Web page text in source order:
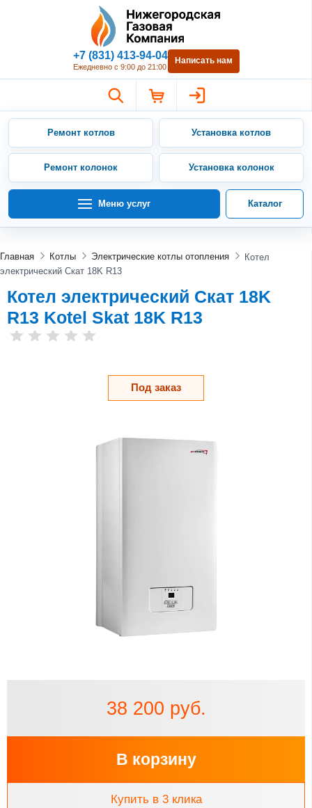
Нижегородская Газовая
+7 (831) 413-94-04
Ежедневно с 9:00 до 21:00
Написать нам
Ремонт котлов Установка котлов
Ремонт колонок Установка колонок
Меню услуг Каталог
Главная Котлы Электрические котлы отопления
Котел
электрический Скат 18K R13
Котел электрический Скат 18K
R13 Kotel Skat 18K R13
Под заказ
38 200 руб.
В корзину
Купить в 3 клика